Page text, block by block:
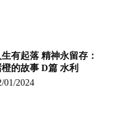
生有起落 精神永留存：
的故事 D篇 水利
01/2024